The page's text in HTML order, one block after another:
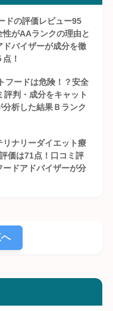
ドの評価レビュー95
性がAAランクの理由と
バイザーが成分を徹
！
フードは危険！？安全
判・成分をキャット
析した結果Ｂランク
ナリーダイエット療
価は71点！口コミ評
ドアドバイザーが分